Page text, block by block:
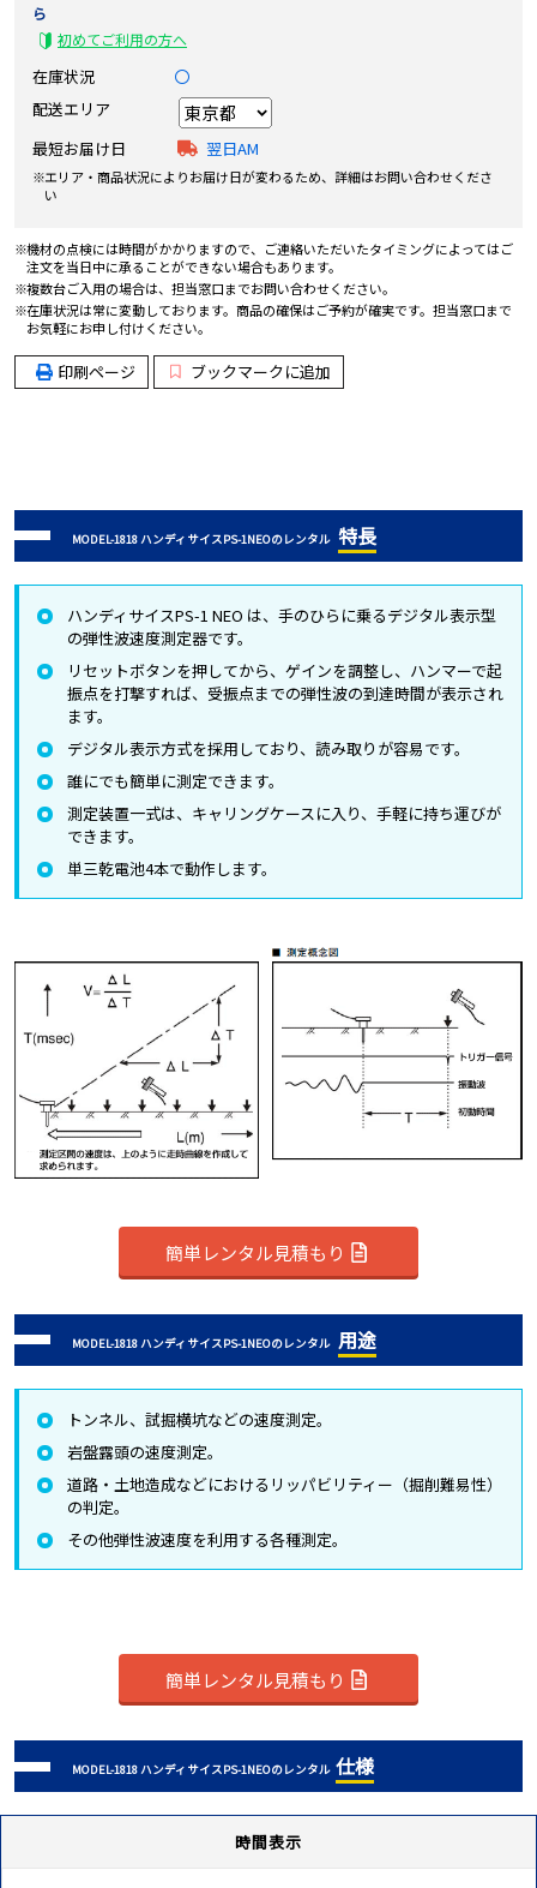
ら
初めてご利用の方へ
在庫状況
〇
配送エリア
最短お届け日
翌日AM
エリア・商品状況によりお届け日が変わるため、詳細はお問い合わせくださ
い
機材の点検には時間がかかりますので、ご連絡いただいたタイミングによってはご
注文を当日中に承ることができない場合もあります。
複数台ご入用の場合は、担当窓口までお問い合わせください。
在庫状況は常に変動しております。商品の確保はご予約が確実です。担当窓口まで
お気軽にお申し付けください。
印刷ページ ブックマークに追加
MODEL-1818 ハンディサイスPS-1NEOのレンタル 特長
ハンディサイスPS-1 NEO は、手のひらに乗るデジタル表示型
の弾性波速度測定器です。
リセットボタンを押してから、ゲインを調整し、ハンマーで起
振点を打撃すれば、受振点までの弾性波の到達時間が表示され
ます。
デジタル表示方式を採用しており、読み取りが容易です。
誰にでも簡単に測定できます。
測定装置一式は、キャリングケースに入り、手軽に持ち運びが
できます。
単三乾電池4本で動作します。
簡単レンタル見積もり
MODEL-1818 ハンディサイスPS-1NEOのレンタル 用途
トンネル、試掘横坑などの速度測定。
岩盤露頭の速度測定。
道路・土地造成などにおけるリッパビリティー（掘削難易性）
の判定。
その他弾性波速度を利用する各種測定。
簡単レンタル見積もり
MODEL-1818 ハンディサイスPS-1NEOのレンタル 仕様
時間表示